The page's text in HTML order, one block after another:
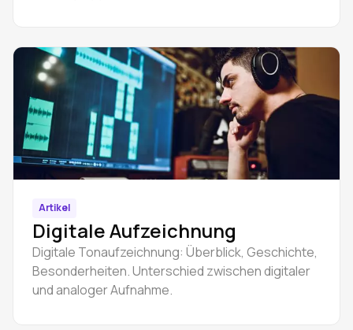
Artikel
Digitale Aufzeichnung
Digitale Tonaufzeichnung: Überblick, Geschichte,
Besonderheiten. Unterschied zwischen digitaler
und analoger Aufnahme.